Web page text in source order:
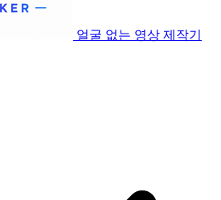
얼굴 없는 영상 제작기